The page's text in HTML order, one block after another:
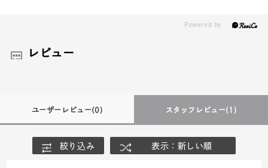
レビュー
ユーザーレビュー(0) スタッフレビュー(1)
絞り込み 表示：新しい順